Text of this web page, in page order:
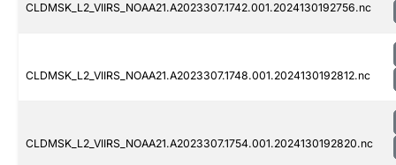
CLDMSK_L2_VIIRS_NOAA21.A2023307.1742.001.2024130192756.nc
CLDMSK_L2_VIIRS_NOAA21.A2023307.1748.001.2024130192812.nc
CLDMSK_L2_VIIRS_NOAA21.A2023307.1754.001.2024130192820.nc